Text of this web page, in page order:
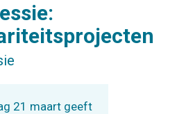
21 maart geeft